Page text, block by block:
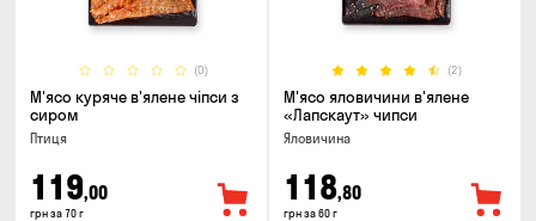
(0)
М'ясо куряче в'ялене чіпси з
сиром
Птиця
119,00
грн за 70 г
(2)
М'ясо яловичини в'ялене
«Лапскаут» чипси
Яловичина
118,80
грн за 60 г